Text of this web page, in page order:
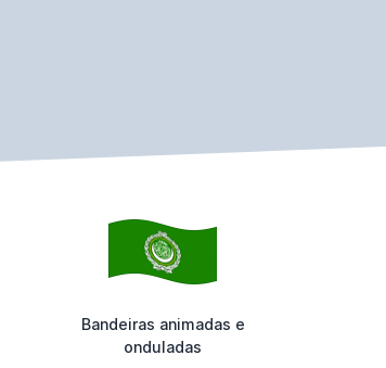
Bandeiras animadas e
onduladas